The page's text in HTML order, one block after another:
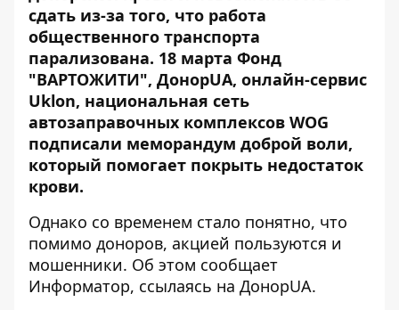
сдать из-за того, что работа
общественного транспорта
парализована. 18 марта Фонд
"ВАРТОЖИТИ", ДонорUA, онлайн-сервис
Uklon, национальная сеть
автозаправочных комплексов WOG
подписали меморандум доброй воли,
который помогает покрыть недостаток
крови.
Однако со временем стало понятно, что
помимо доноров, акцией пользуются и
мошенники. Об этом сообщает
Информатор, ссылаясь на ДонорUA.